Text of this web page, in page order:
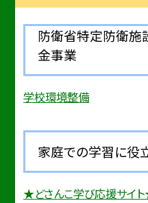
防衛省特定防衛施
金事業
学校環境整備
家庭での学習に役
★どさんこ学び応援サイ